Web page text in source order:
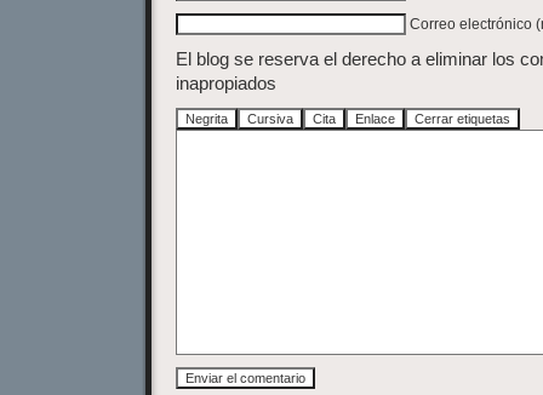
Correo electrónico
El blog se reserva el derecho a eliminar los
inapropiados